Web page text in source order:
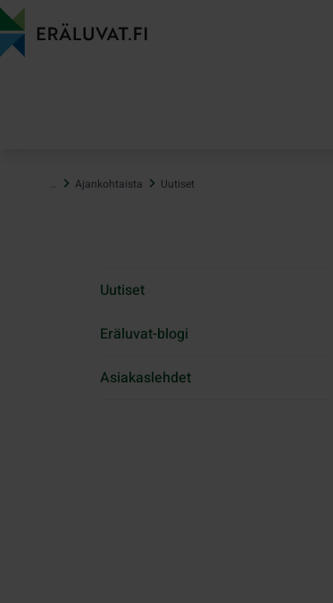
Hyppää
sisältöön
… Ajankohtaista Uutiset
Uutiset
Eräluvat-blogi
Asiakaslehdet